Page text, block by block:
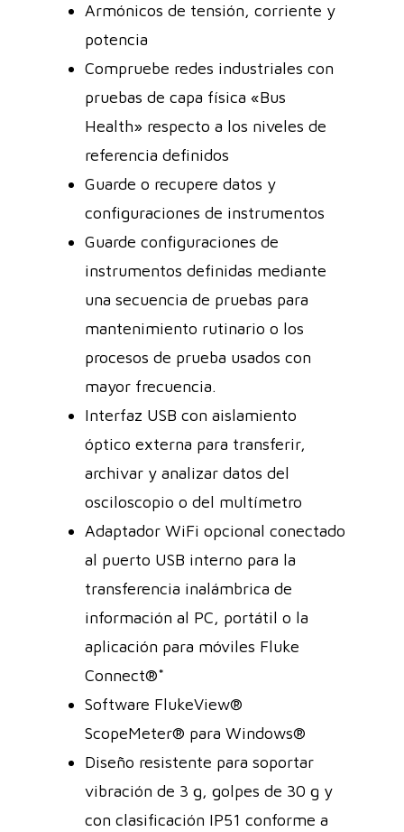
Armónicos de tensión, corriente y
potencia
Compruebe redes industriales con
pruebas de capa física «Bus
Health» respecto a los niveles de
referencia definidos
Guarde o recupere datos y
configuraciones de instrumentos
Guarde configuraciones de
instrumentos definidas mediante
una secuencia de pruebas para
mantenimiento rutinario o los
procesos de prueba usados con
mayor frecuencia.
Interfaz USB con aislamiento
óptico externa para transferir,
archivar y analizar datos del
osciloscopio o del multímetro
Adaptador WiFi opcional conectado
al puerto USB interno para la
transferencia inalámbrica de
información al PC, portátil o la
aplicación para móviles Fluke
Connect®*
Software FlukeView®
ScopeMeter® para Windows®
Diseño resistente para soportar
vibración de 3 g, golpes de 30 g y
con clasificación IP51 conforme a